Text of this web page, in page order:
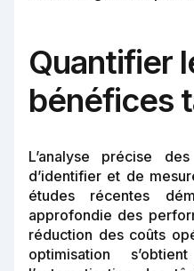
Quantifier
bénéfices
L’analyse précise
d’identifier et de
études récentes
approfondie des
réduction des coûts
optimisation